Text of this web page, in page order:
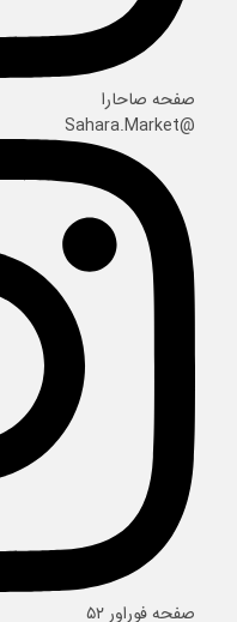
صفحه صاحارا
@Sahara.Market
صفحه فوراور ۵۲